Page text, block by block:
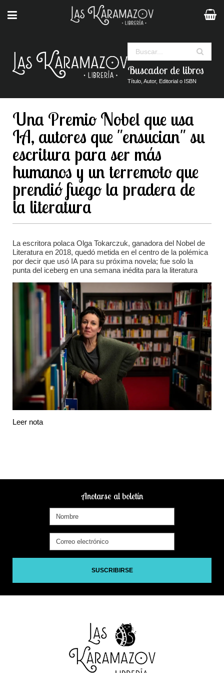
Buscador de libros
Título, Autor, Editorial o ISBN
Una Premio Nobel que usa
IA, autores que "ensucian" su
escritura para ser más
humanos y un terremoto que
prendió fuego la pradera de
la literatura
La escritora polaca Olga Tokarczuk, ganadora del Nobel de
Literatura en 2018, quedó metida en el centro de la polémica
por decir que usó IA para su próxima novela; fue solo la
punta del iceberg en una semana inédita para la literatura
Leer nota
Anotarse al boletín
SUSCRIBIRSE